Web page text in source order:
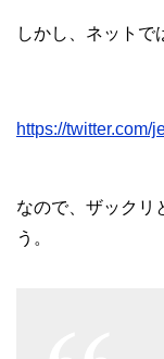
しかし、ネットで
https://twitter.com/
なので、ザックリ
う。